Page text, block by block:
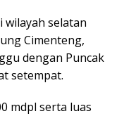
wilayah selatan
Cimenteng,
dengan Puncak
setempat.
mdpl serta luas